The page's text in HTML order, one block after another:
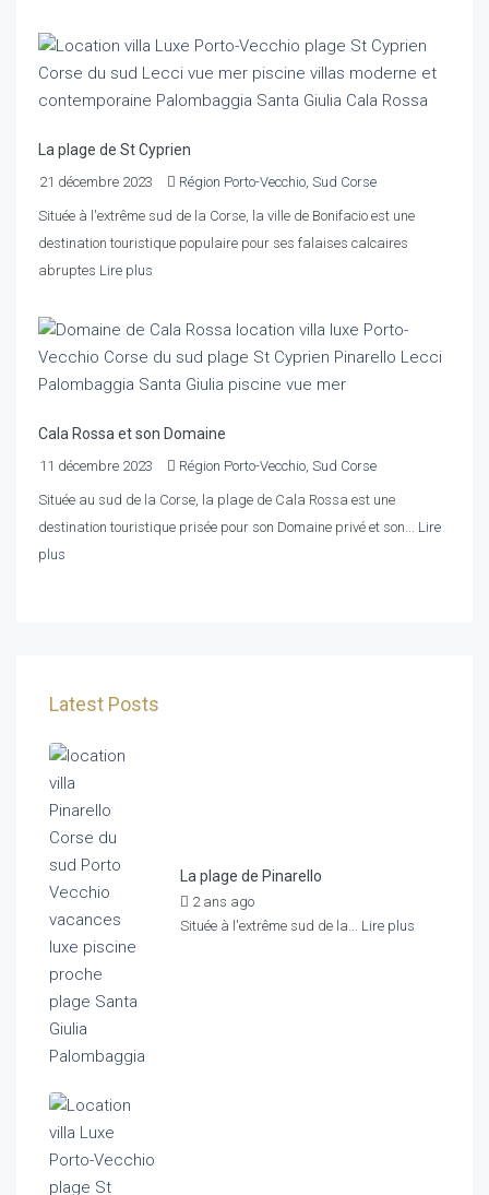
La plage de St Cyprien
21 décembre 2023 Région Porto-Vecchio Sud Corse
Située à l'extrême sud de la Corse, la ville de Bonifacio est une
destination touristique populaire pour ses falaises calcaires
abruptes Lire plus
Cala Rossa et son Domaine
11 décembre 2023 Région Porto-Vecchio Sud Corse
Située au sud de la Corse, la plage de Cala Rossa est une
destination touristique prisée pour son Domaine privé et son... Lire
plus
Latest Posts
La plage de Pinarello
2 ans ago
Située à l'extrême sud de la... Lire plus